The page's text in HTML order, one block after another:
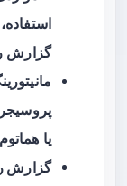
گزارش
یا
گزارش